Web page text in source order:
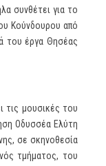
συνθέτει για το
Κούνδουρου από
του έργα Θησέας
τις μουσικές του
Οδυσσέα Ελύτη
σε σκηνοθεσία
τμήματος, του